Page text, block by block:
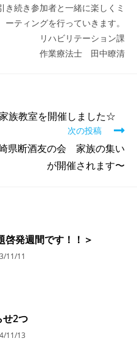
続き参加者と一緒に楽しくミ
ーティングを行っていきます。
リハビリテーション課
作業療法士 田中瞭清
族教室を開催しました☆
次の投稿
県断酒友の会 家族の集い
が開催されます〜
啓発週間です！！＞
11/11
せ2つ
11/13